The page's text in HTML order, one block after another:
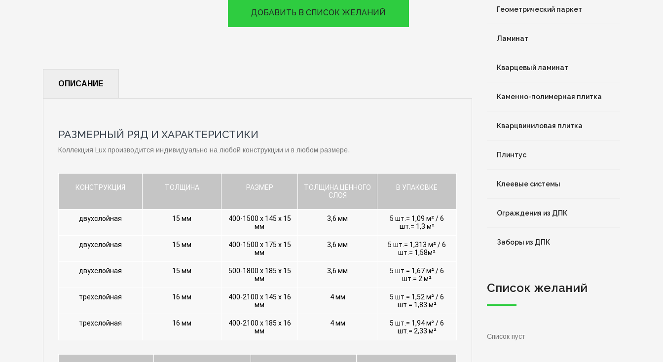
ДОБАВИТЬ В СПИСОК ЖЕЛАНИЙ
ОПИСАНИЕ
РАЗМЕРНЫЙ РЯД И ХАРАКТЕРИСТИКИ
Коллекция Lux производится индивидуально на любой конструкции и в любом размере.
КОНСТРУКЦИЯ ТОЛЩИНА РАЗМЕР
ТОЛЩИНА ЦЕННОГО
СЛОЯ
В УПАКОВКЕ
двухслойная 15 мм
400-1500 х 145 х 15
мм
3,6 мм
5 шт.= 1,09 м² / 6
шт.= 1,3 м²
двухслойная 15 мм
400-1500 х 175 х 15
мм
3,6 мм
5 шт.= 1,313 м² / 6
шт.= 1,58м²
двухслойная 15 мм
500-1800 х 185 х 15
мм
3,6 мм
5 шт.= 1,67 м² / 6
шт.= 2 м²
трехслойная 16 мм
400-2100 х 145 х 16
мм
4 мм
5 шт.= 1,52 м² / 6
шт.= 1,83 м²
трехслойная 16 мм
400-2100 х 185 х 16
мм
4 мм
5 шт.= 1,94 м² / 6
шт.= 2,33 м²
Геометрический паркет
Ламинат
Кварцевый ламинат
Каменно-полимерная плитка
Кварцвиниловая плитка
Плинтус
Клеевые системы
Ограждения из ДПК
Заборы из ДПК
Список желаний
Список пуст